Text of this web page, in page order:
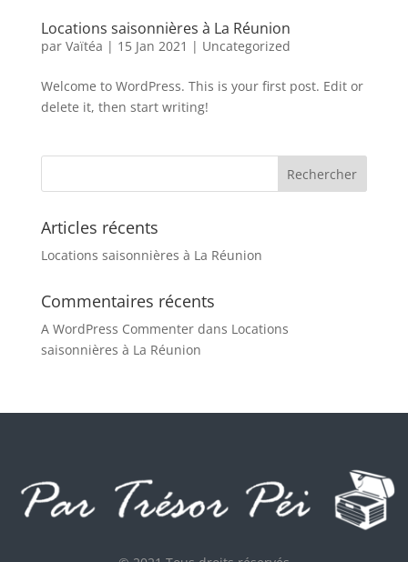
Locations saisonnières à La Réunion
par Vaïtéa | 15 Jan 2021 | Uncategorized
Welcome to WordPress. This is your first post. Edit or
delete it, then start writing!
Articles récents
Locations saisonnières à La Réunion
Commentaires récents
A WordPress Commenterdans Locations
saisonnières à La Réunion